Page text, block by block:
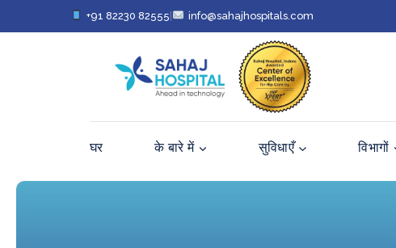
+91 82230 82555 info@sahajhospitals.com
घर के बारे में सुविधाएँ विभागों